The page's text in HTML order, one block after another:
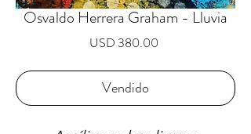
Osvaldo Herrera Graham - Lluvia
USD 380.00Precio
Vendido